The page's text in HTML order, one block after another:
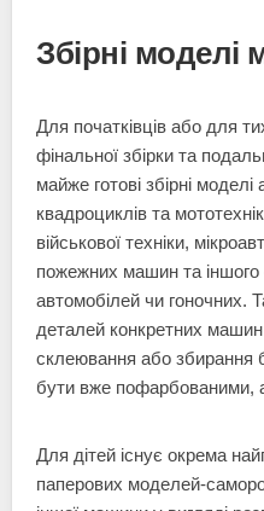
Збірні моделі
Для початківців або для
фінальної збірки та
майже готові збірні моделі
квадроциклів та
військової техніки,
пожежних машин та іншого
автомобілей чи гоночних.
деталей конкретних
склеювання або збирання
бути вже пофарбованими,
Для дітей існує окрема
паперових моделей-